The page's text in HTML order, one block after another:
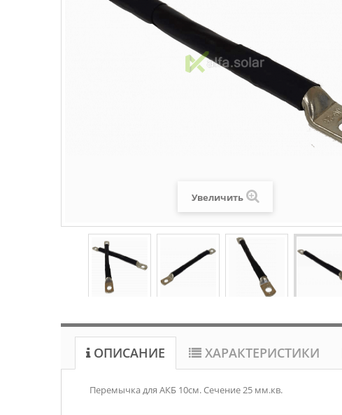
Увеличить
ОПИСАНИЕ ХАРАКТЕРИСТИКИ
Перемычка для АКБ 10см. Сечение 25 мм.кв.